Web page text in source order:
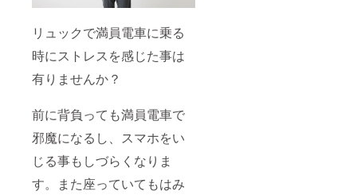
リュックで満員電車に乗る
時にストレスを感じた事は
有りませんか？
前に背負っても満員電車で
邪魔になるし、スマホをい
じる事もしづらくなりま
す。また座っていてもはみ